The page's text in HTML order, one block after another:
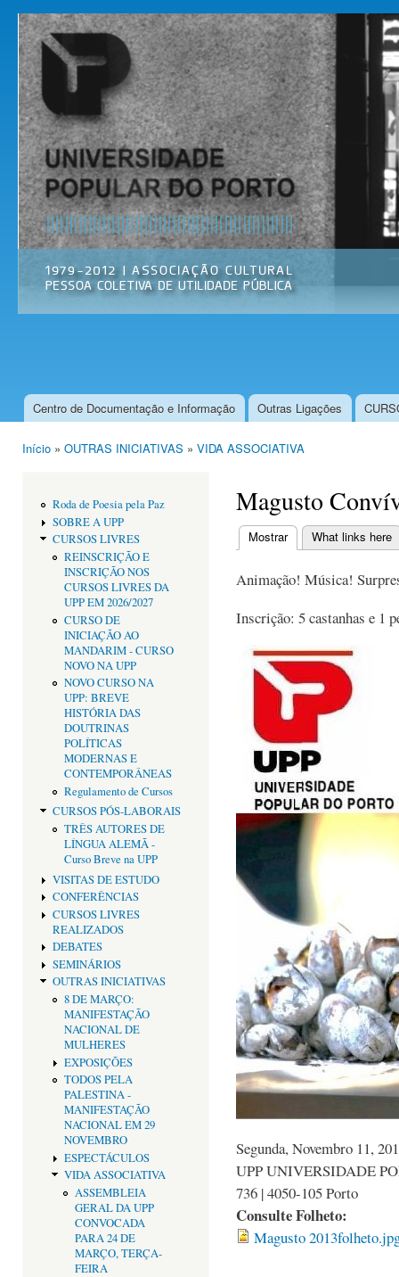
Universidade
Popular do
Porto
Associação
Cultural
Menu principal
Centro de Documentação e Informação Outras Ligações
Início » OUTRAS INICIATIVAS » VIDA ASSOCIATIVA
Roda de Poesia pela Paz
SOBRE A UPP
CURSOS LIVRES
REINSCRIÇÃO E
INSCRIÇÃO NOS
CURSOS LIVRES DA
UPP EM 2026/2027
CURSO DE
INICIAÇÃO AO
MANDARIM - CURSO
NOVO NA UPP
NOVO CURSO NA
UPP: BREVE
HISTÓRIA DAS
DOUTRINAS
POLÍTICAS
MODERNAS E
CONTEMPORÂNEAS
Regulamento de Cursos
CURSOS PÓS-LABORAIS
TRÊS AUTORES DE
LÍNGUA ALEMÃ -
Curso Breve na UPP
VISITAS DE ESTUDO
CONFERÊNCIAS
CURSOS LIVRES
REALIZADOS
DEBATES
SEMINÁRIOS
OUTRAS INICIATIVAS
8 DE MARÇO:
MANIFESTAÇÃO
NACIONAL DE
MULHERES
EXPOSIÇÕES
TODOS PELA
PALESTINA -
MANIFESTAÇÃO
NACIONAL EM 29
NOVEMBRO
ESPECTÁCULOS
VIDA ASSOCIATIVA
ASSEMBLEIA
GERAL DA UPP
CONVOCADA
PARA 24 DE
MARÇO, TERÇA-
FEIRA
Magusto
Separadores
Mostrar(separador ativo)
What links here
Animação! Música!
Inscrição: 5 castanhas e 1
Segunda, Novembro 11,
UPP UNIVERSIDADE
736 | 4050-105 Porto
Consulte Folheto:
Magusto